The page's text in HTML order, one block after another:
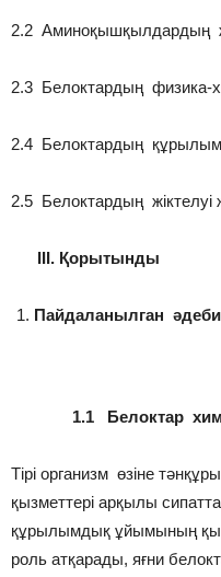
2.2 Аминоқышқылдардың
2.3 Белоктардың физика-
2.4 Белоктардың
2.5 Белоктардың жіктелуі
III. Қорытынды
Пайдаланылган
1.1 Белоктар
Тірі организм өзіне
қызметтері арқылы
құрылымдық ұйымының
роль атқарады, яғни